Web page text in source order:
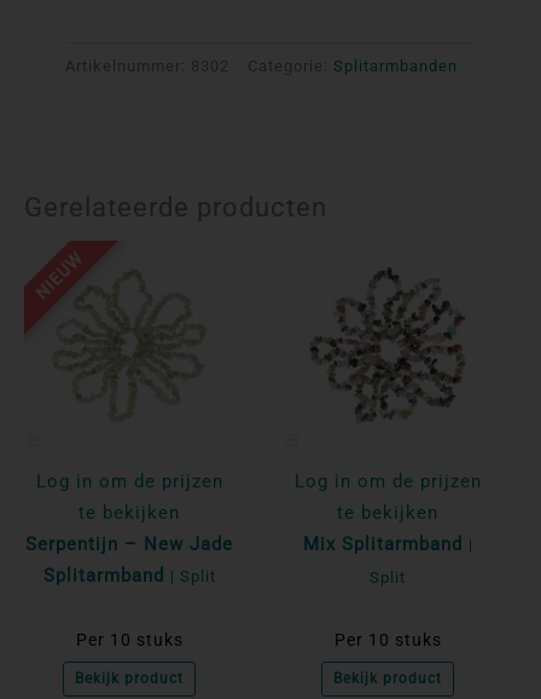
Artikelnummer: 8302 Categorie: Splitarmbanden
Gerelateerde producten
NIEUW
Log in om de prijzen
te bekijken
Serpentijn – New Jade
Splitarmband | Split
Per 10 stuks
Bekijk product
Log in om de prijzen
te bekijken
Mix Splitarmband |
Split
Per 10 stuks
Bekijk product